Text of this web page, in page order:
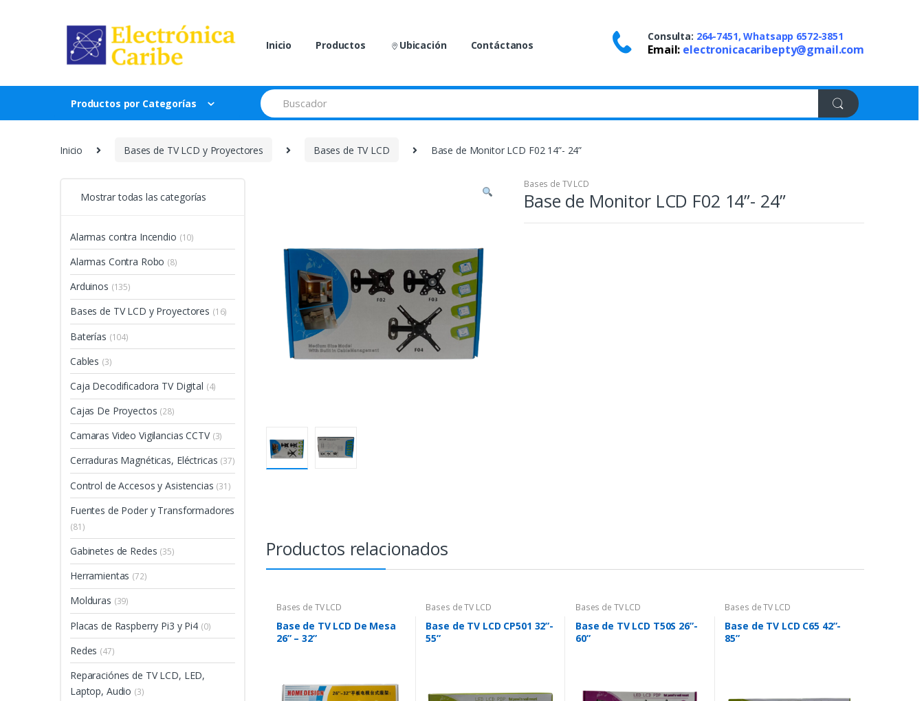
Inicio Productos Ubicación Contáctanos
Consulta: 264-7451, Whatsapp 6572-3851
Email: electronicacaribepty@gmail.com
Productos por Categorías
Search
for:
Inicio Bases de TV LCD y Proyectores Bases de TV LCD Base de Monitor LCD F02 14”- 24”
Bases de TV LCD
Base de Monitor LCD F02 14”- 24”
Productos relacionados
Bases de TV LCD
Base de TV LCD De Mesa
26” – 32”
Bases de TV LCD
Base de TV LCD CP501 32”-
55”
Bases de TV LCD
Base de TV LCD T50S 26”-
60”
Bases de TV LCD
Base de TV LCD C65 42”-
85”
Mostrar todas las categorías
Alarmas contra Incendio (10)
Alarmas Contra Robo (8)
Arduinos (135)
Bases de TV LCD y Proyectores (16)
Baterías (104)
Cables (3)
Caja Decodificadora TV Digital (4)
Cajas De Proyectos (28)
Camaras Video Vigilancias CCTV (3)
Cerraduras Magnéticas, Eléctricas (37)
Control de Accesos y Asistencias (31)
Fuentes de Poder y Transformadores
(81)
Gabinetes de Redes (35)
Herramientas (72)
Molduras (39)
Placas de Raspberry Pi3 y Pi4 (0)
Redes (47)
Reparaciónes de TV LCD, LED,
Laptop, Audio (3)